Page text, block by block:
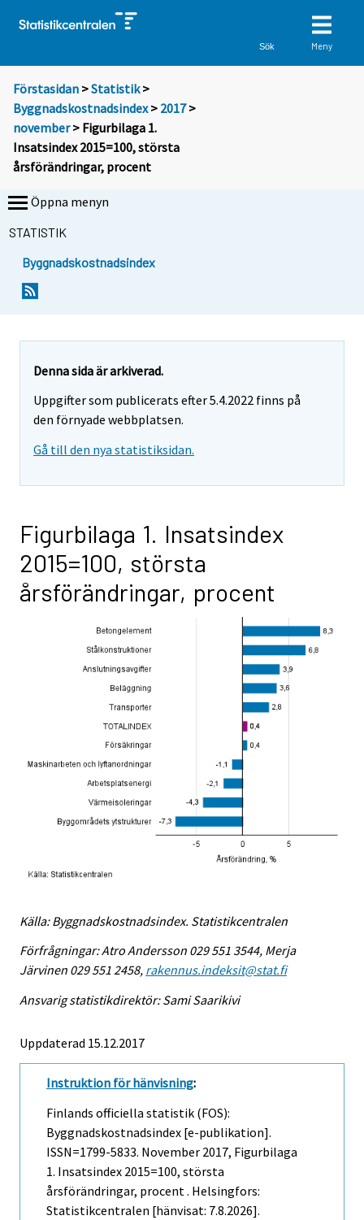
Sök Meny
Förstasidan >Statistik >
Byggnadskostnadsindex> 2017>
november> Figurbilaga 1.
Insatsindex 2015=100, största
årsförändringar, procent
Öppna menyn
STATISTIK
Byggnadskostnadsindex
Denna sida är arkiverad.
Uppgifter som publicerats efter 5.4.2022 finns på
den förnyade webbplatsen.
Gå till den nya statistiksidan.
Figurbilaga 1. Insatsindex
2015=100, största
årsförändringar, procent
Källa: Byggnadskostnadsindex. Statistikcentralen
Förfrågningar: Atro Andersson 029 551 3544, Merja
Järvinen 029 551 2458, rakennus.indeksit@stat.fi
Ansvarig statistikdirektör: Sami Saarikivi
Uppdaterad 15.12.2017
Instruktion för hänvisning:
Finlands officiella statistik (FOS):
Byggnadskostnadsindex [e-publikation].
ISSN=1799-5833. November 2017, Figurbilaga
1. Insatsindex 2015=100, största
årsförändringar, procent . Helsingfors:
Statistikcentralen [hänvisat: 7.8.2026].